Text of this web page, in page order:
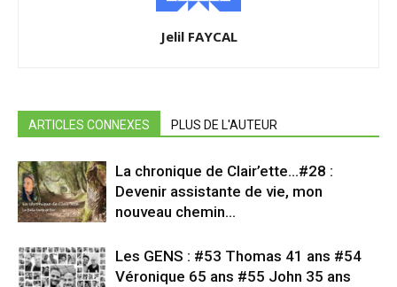
Jelil FAYCAL
ARTICLES CONNEXES PLUS DE L'AUTEUR
La chronique de Clair’ette…#28 :
Devenir assistante de vie, mon
nouveau chemin…
Les GENS : #53 Thomas 41 ans #54
Véronique 65 ans #55 John 35 ans